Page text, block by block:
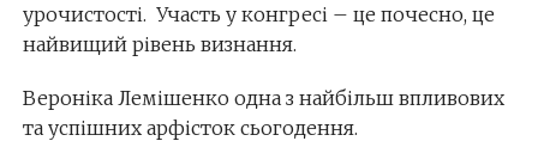
урочистості. Участь у конгресі – це почесно, це
найвищий рівень визнання.
Вероніка Лемішенко одна з найбільш впливових
та успішних арфісток сьогодення.